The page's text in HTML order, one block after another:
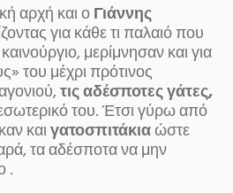
αρχή και οΓιάννης
για κάθε τι παλαιό που
μερίμνησαν και για
του μέχρι πρότινος
τις αδέσποτες γάτες,
του. Έτσι γύρω από
καιγατοσπιτάκιαώστε
τα αδέσποτα να μην
.